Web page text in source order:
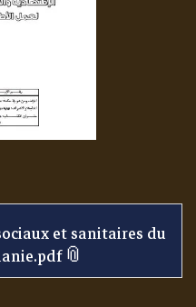
et sanitaires du